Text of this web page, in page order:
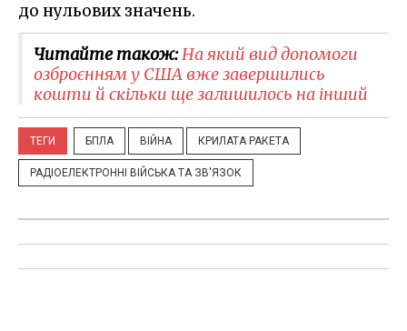
до нульових значень.
Читайте також:На який вид допомоги
озброєнням у США вже завершились
кошти й скільки ще залишилось на інший
ТЕГИ БПЛА ВІЙНА КРИЛАТА РАКЕТА
РАДІОЕЛЕКТРОННІ ВІЙСЬКА ТА ЗВ'ЯЗОК